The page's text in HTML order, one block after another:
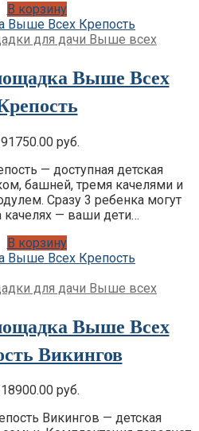
В корзину
для дачи Выше всех
Выше Всех
руб.
— доступная детская
башней, тремя качелями и
Сразу 3 ребенка могут
качелях — ваши дети…
В корзину
для дачи Выше всех
Выше Всех
Викингов
руб.
Викингов — детская